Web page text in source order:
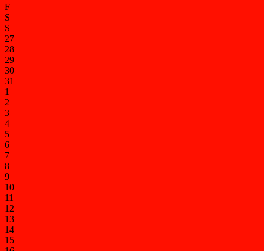
F
S
S
27
28
29
30
31
1
2
3
4
5
6
7
8
9
10
11
12
13
14
15